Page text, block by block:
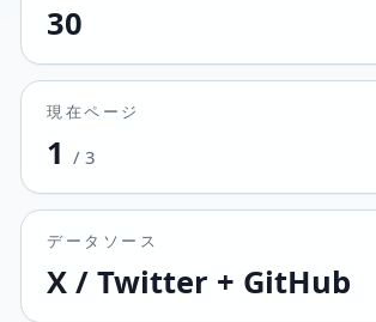
30
現在ページ
1 /3
データソース
X / Twitter + GitHub